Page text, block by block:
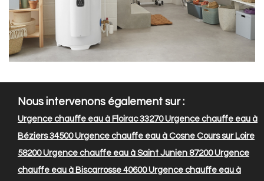
Nous intervenons également sur :
Urgence chauffe eau à Floirac 33270Urgence chauffe eau à
Béziers 34500Urgence chauffe eau à Cosne Cours sur Loire
58200Urgence chauffe eau à Saint Junien 87200Urgence
chauffe eau à Biscarrosse 40600Urgence chauffe eau à